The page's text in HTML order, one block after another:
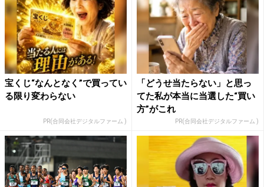
宝くじ“なんとなく”で買ってい
る限り変わらない
PR(合同会社デジタルファーム )
「どうせ当たらない」と思っ
てた私が本当に当選した“買い
方”がこれ
PR(合同会社デジタルファーム )